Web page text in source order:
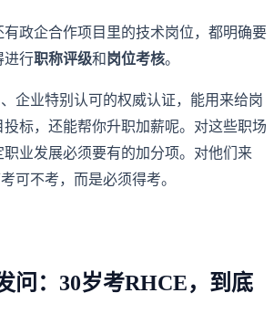
政企合作项目里的技术岗位，都明确要
进行职称评级和 岗位考核。
企业特别认可的权威认证，能用来给岗
标，还能帮你升职加薪呢。对这些职场
职业发展必须要有的加分项。对他们来
可不考，而是必须得考。
问：30岁考RHCE，到底